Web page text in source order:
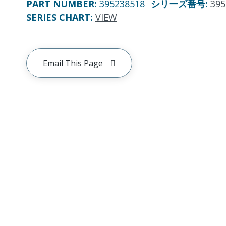
PART NUMBER: 395238518 シリーズ番号:
SERIES CHART: VIEW
Email This Page